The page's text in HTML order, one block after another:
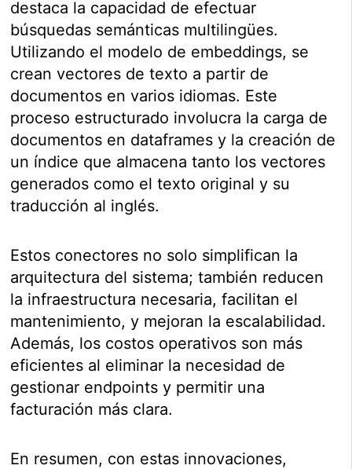
destaca la capacidad de efectuar
búsquedas semánticas multilingües.
Utilizando el modelo de embeddings, se
crean vectores de texto a partir de
documentos en varios idiomas. Este
proceso estructurado involucra la carga de
documentos en dataframes y la creación de
un índice que almacena tanto los vectores
generados como el texto original y su
traducción al inglés.
Estos conectores no solo simplifican la
arquitectura del sistema; también reducen
la infraestructura necesaria, facilitan el
mantenimiento, y mejoran la escalabilidad.
Además, los costos operativos son más
eficientes al eliminar la necesidad de
gestionar endpoints y permitir una
facturación más clara.
En resumen, con estas innovaciones,